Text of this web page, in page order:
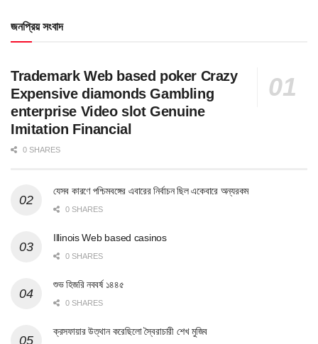
জনপ্রিয় সংবাদ
Trademark Web based poker Crazy
Expensive diamonds Gambling
enterprise Video slot Genuine
Imitation Financial
0 SHARES
যেসব কারণে পশ্চিমবঙ্গের এবারের নির্বাচন ছিল একেবারে অন্যরকম
0 SHARES
Illinois Web based casinos
0 SHARES
শুভ হিজরি নববর্ষ ১৪৪৫
0 SHARES
ক্রসফায়ার উত্থান করেছিলো স্বৈরাচারী শেখ মুজিব